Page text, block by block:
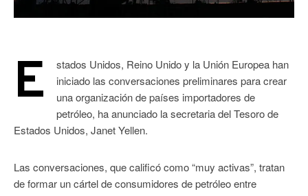
E
stados Unidos, Reino Unido y la Unión Europea han
iniciado las conversaciones preliminares para crear
una organización de países importadores de
petróleo, ha anunciado la secretaria del Tesoro de
Estados Unidos, Janet Yellen.
Las conversaciones, que calificó como “muy activas”, tratan
de formar un cártel de consumidores de petróleo entre